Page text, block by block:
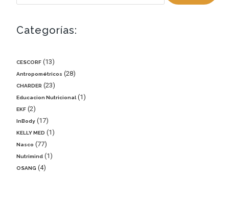
Categorías:
CESCORF 13
Antropométricos 28
CHARDER 23
Educacion Nutricional 1
EKF 2
InBody 17
KELLY MED 1
Nasco 77
Nutrimind 1
OSANG 4